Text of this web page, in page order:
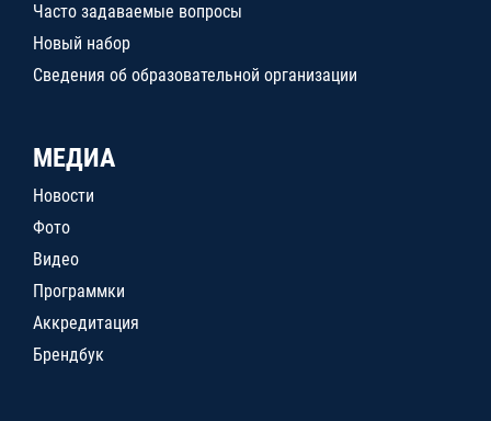
Часто задаваемые вопросы
Новый набор
Сведения об образовательной организации
МЕДИА
Новости
Фото
Видео
Программки
Аккредитация
Брендбук